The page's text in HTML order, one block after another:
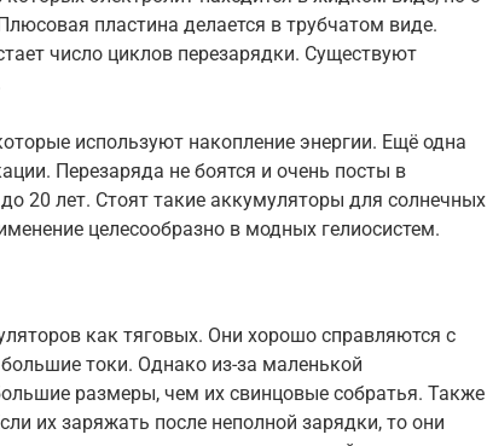
пластина делается в трубчатом виде.
число циклов перезарядки. Существуют
используют накопление энергии. Ещё одна
Перезаряда не боятся и очень посты в
20 лет. Стоят такие аккумуляторы для солнечных
целесообразно в модных гелиосистем.
как тяговых. Они хорошо справляются с
токи. Однако из-за маленькой
размеры, чем их свинцовые собратья. Также
их заряжать после неполной зарядки, то они